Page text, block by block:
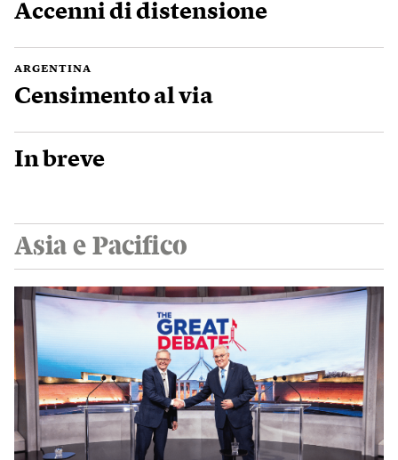
Accenni di distensione
ARGENTINA
Censimento al via
In breve
Asia e Pacifico